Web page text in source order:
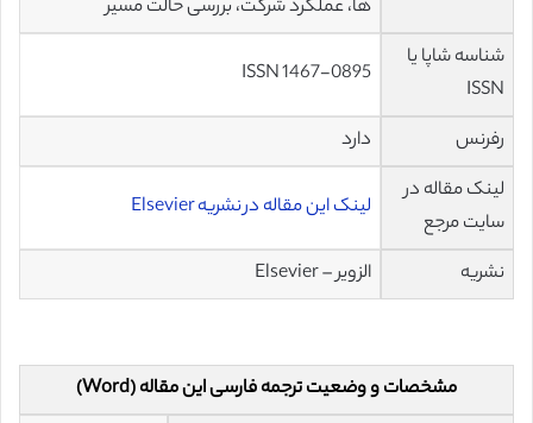
ها، عملکرد شرکت، بررسی حالت مسیر
شناسه شاپا یا
ISSN
ISSN 1467-0895
رفرنس
دارد
لینک مقاله در
سایت مرجع
لینک این مقاله در نشریه Elsevier
نشریه الزویر – Elsevier
مشخصات و وضعیت ترجمه فارسی این مقاله (Word)